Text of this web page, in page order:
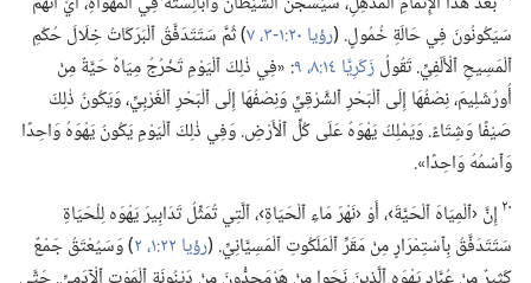
سَيَكُونُونَ فِي حَالَةِ خُمُولٍ.‏ (‏رؤيا ٢٠:‏١-‏٣،‏
‏)‏ ثُمَّ سَتَتَدَفَّقُ ٱلْبَرَكَاتُ خِلَالَ حُكْمِ
ٱلْمَسِيحِ ٱلْأَلْفِيِّ.‏ تَقُولُزَكَرِيَّا ١٤:‏٨،‏ ٩
‏:‏ «فِي ذٰلِكَ ٱلْيَوْمِ تَخْرُجُ مِيَاهٌ حَيَّةٌ مِنْ
أُورُشَلِيمَ،‏ نِصْفُهَا إِلَى ٱلْبَحْرِ ٱلشَّرْقِيِّ وَنِصْفُهَا إِلَى ٱلْبَحْرِ ٱلْغَرْبِيِّ،‏ وَيَكُونُ ذٰلِكَ
صَيْفًا وَشِتَاءً.‏ وَيَمْلِكُ يَهْوَهُ عَلَى كُلِّ ٱلْأَرْضِ.‏ وَفِي ذٰلِكَ ٱلْيَوْمِ يَكُونُ يَهْوَهُ وَاحِدًا
وَٱسْمُهُ وَاحِدًا».‏
٢٠ إِنَّ ‹ٱلْمِيَاهَ ٱلْحَيَّةَ›،‏ أَوْ ‹نَهْرَ مَاءِ ٱلْحَيَاةِ›،‏ ٱلَّتِي تُمَثِّلُ تَدَابِيرَ يَهْوَه لِلْحَيَاةِ
سَتَتَدَفَّقُ بِٱسْتِمْرَارٍ مِنْ مَقَرِّ ٱلْمَلَكُوتِ ٱلْمَسِيَّانِيِّ.‏ (‏رؤيا ٢٢:‏١،‏ ٢
‏)‏ وَسَيُعْتَقُ جَمْعٌ